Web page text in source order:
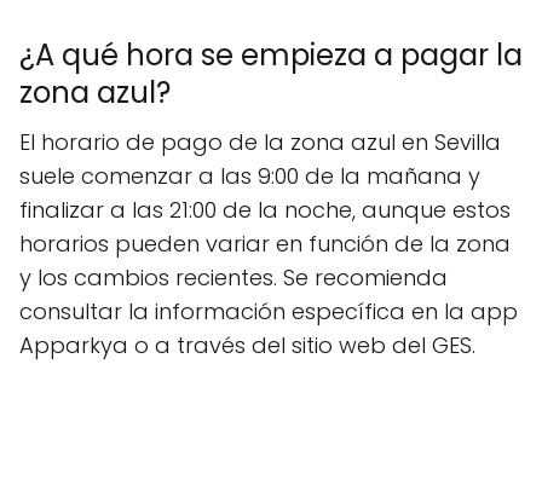
¿A qué hora se empieza a pagar la
zona azul?
El horario de pago de la zona azul en Sevilla
suele comenzar a las 9:00 de la mañana y
finalizar a las 21:00 de la noche, aunque estos
horarios pueden variar en función de la zona
y los cambios recientes. Se recomienda
consultar la información específica en la app
Apparkya o a través del sitio web del GES.